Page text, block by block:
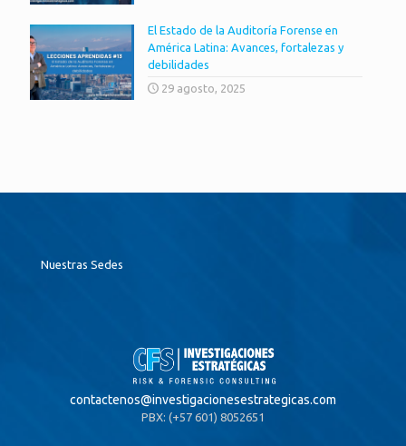
El Estado de la Auditoría Forense en
América Latina: Avances, fortalezas y
debilidades
29 agosto, 2025
Nuestras Sedes
contactenos@investigacionesestrategicas.com
PBX: (+57 601) 8052651